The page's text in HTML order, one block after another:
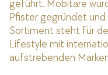
geführt. Mobitare
Pfister gegründet
Sortiment steht für
Lifestyle mit
aufstrebenden